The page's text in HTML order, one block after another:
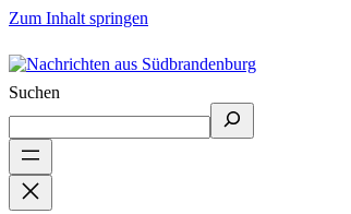
Zum Inhalt springen
Suchen